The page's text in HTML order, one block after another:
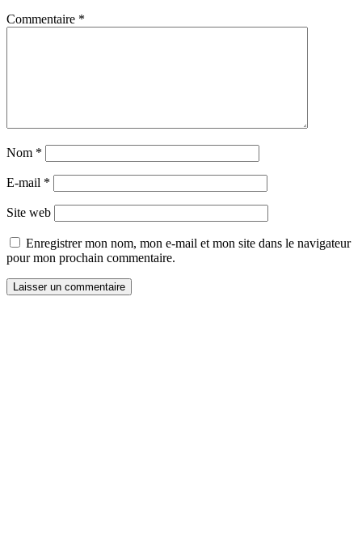
Commentaire *
Nom *
E-mail *
Site web
Enregistrer mon nom, mon e-mail et mon site dans le navigateur
pour mon prochain commentaire.